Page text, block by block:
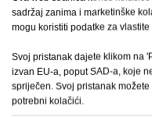
sadržaj zanima i marketinške
mogu koristiti podatke za vlastite
Svoj pristanak dajete klikom na
izvan EU-a, poput SAD-a, koje
spriječen. Svoj pristanak
potrebni kolačići.